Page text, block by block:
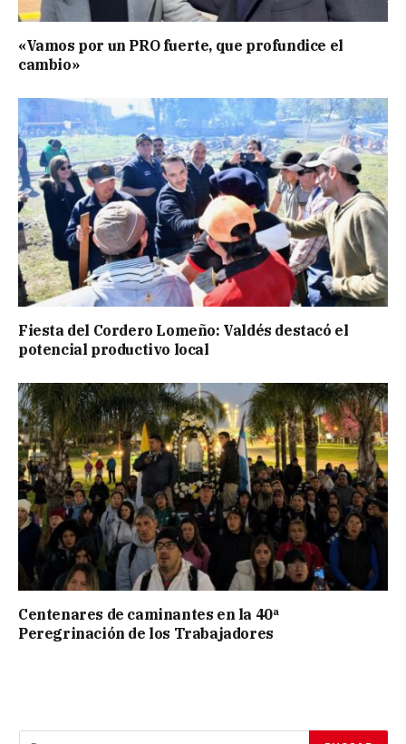
«Vamos por un PRO fuerte, que profundice el
cambio»
Fiesta del Cordero Lomeño: Valdés destacó el
potencial productivo local
Centenares de caminantes en la 40ª
Peregrinación de los Trabajadores